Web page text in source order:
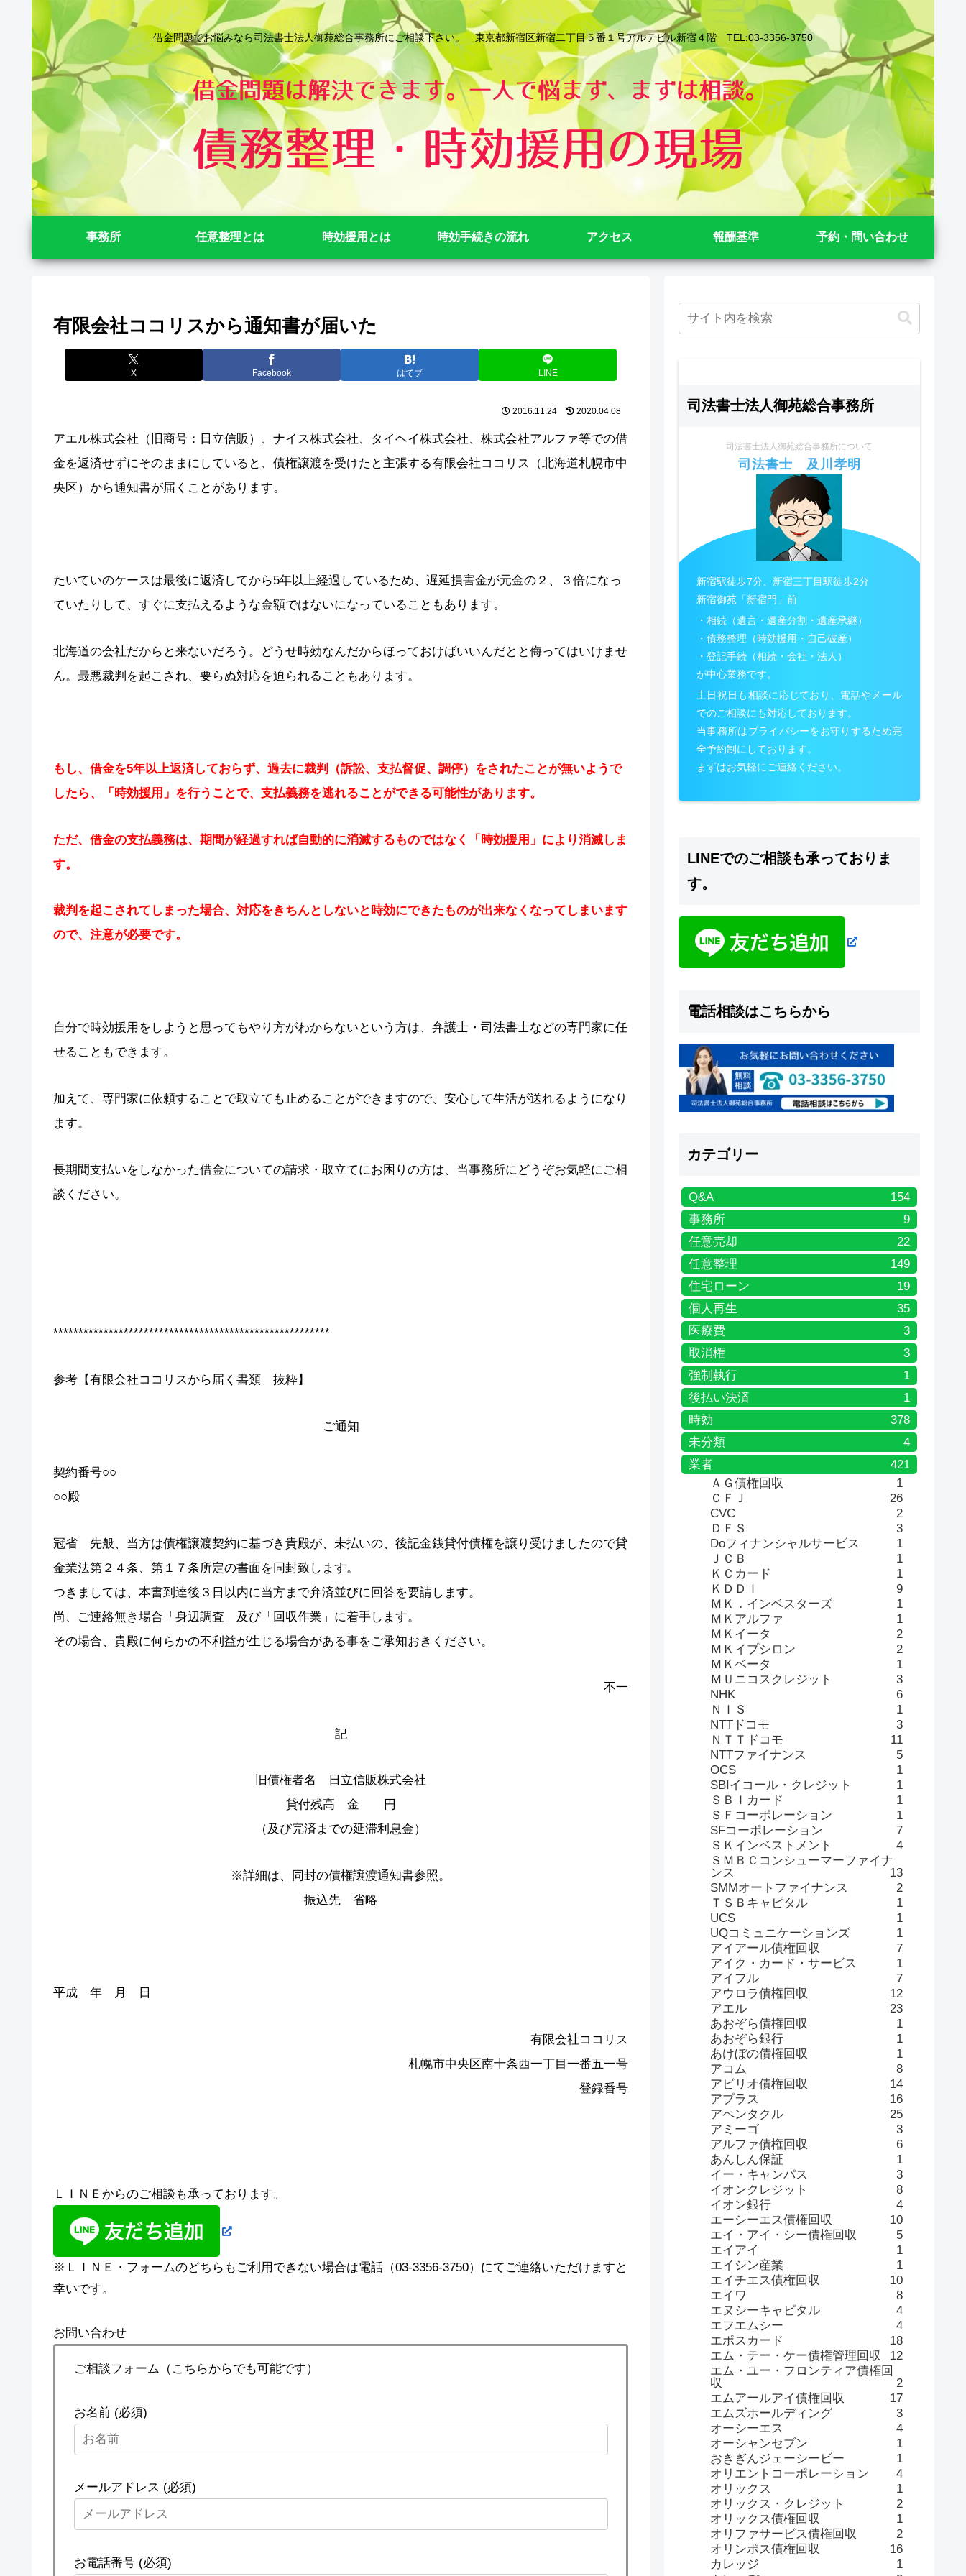
借金問題でお悩みなら司法書士法人御苑総合事務所にご相談下さい。 東京都新宿区新宿二丁目５番１号アルテビル新宿４階 TEL:03-3356-3750
事務所 任意整理とは 時効援用とは 時効手続きの流れ アクセス 報酬基準 予約・問い合わせ
有限会社ココリスから通知書が届いた
X Facebook はてブ LINE
2016.11.24 2020.04.08
アエル株式会社（旧商号：日立信販）、ナイス株式会社、タイヘイ株式会社、株式会社アルファ等での借
金を返済せずにそのままにしていると、債権譲渡を受けたと主張する有限会社ココリス（北海道札幌市中
央区）から通知書が届くことがあります。
たいていのケースは最後に返済してから5年以上経過しているため、遅延損害金が元金の２、３倍になっ
ていたりして、すぐに支払えるような金額ではないになっていることもあります。
北海道の会社だからと来ないだろう。どうせ時効なんだからほっておけばいいんだとと侮ってはいけませ
ん。最悪裁判を起こされ、要らぬ対応を迫られることもあります。
もし、借金を5年以上返済しておらず、過去に裁判（訴訟、支払督促、調停）をされたことが無いようで
したら、「時効援用」を行うことで、支払義務を逃れることができる可能性があります。
ただ、借金の支払義務は、期間が経過すれば自動的に消滅するものではなく「時効援用」により消滅しま
す。
裁判を起こされてしまった場合、対応をきちんとしないと時効にできたものが出来なくなってしまいます
ので、注意が必要です。
自分で時効援用をしようと思ってもやり方がわからないという方は、弁護士・司法書士などの専門家に任
せることもできます。
加えて、専門家に依頼することで取立ても止めることができますので、安心して生活が送れるようになり
ます。
長期間支払いをしなかった借金についての請求・取立てにお困りの方は、当事務所にどうぞお気軽にご相
談ください。
*******************************************************
参考【有限会社ココリスから届く書類 抜粋】
ご通知
契約番号○○
○○殿
冠省 先般、当方は債権譲渡契約に基づき貴殿が、未払いの、後記金銭貸付債権を譲り受けましたので貸
金業法第２４条、第１７条所定の書面を同封致します。
つきましては、本書到達後３日以内に当方まで弁済並びに回答を要請します。
尚、ご連絡無き場合「身辺調査」及び「回収作業」に着手します。
その場合、貴殿に何らかの不利益が生じる場合がある事をご承知おきください。
不一
記
旧債権者名 日立信販株式会社
貸付残高 金 円
（及び完済までの延滞利息金）
※詳細は、同封の債権譲渡通知書参照。
振込先 省略
平成 年 月 日
有限会社ココリス
札幌市中央区南十条西一丁目一番五一号
登録番号
ＬＩＮＥからのご相談も承っております。
※ＬＩＮＥ・フォームのどちらもご利用できない場合は電話（03-3356-3750）にてご連絡いただけますと
幸いです。
お問い合わせ
ご相談フォーム（こちらからでも可能です）
お名前 (必須)
メールアドレス (必須)
お電話番号 (必須)
司法書士法人御苑総合事務所
司法書士法人御苑総合事務所について
司法書士 及川孝明
新宿駅徒歩7分、新宿三丁目駅徒歩2分
新宿御苑「新宿門」前
・相続（遺言・遺産分割・遺産承継）
・債務整理（時効援用・自己破産）
・登記手続（相続・会社・法人）
が中心業務です。
土日祝日も相談に応じており、電話やメール
でのご相談にも対応しております。
当事務所はプライバシーをお守りするため完
全予約制にしております。
まずはお気軽にご連絡ください。
LINEでのご相談も承っておりま
す。
電話相談はこちらから
カテゴリー
Q&A
154
事務所
9
任意売却
22
任意整理
149
住宅ローン
19
個人再生
35
医療費
3
取消権
3
強制執行
1
後払い決済
1
時効
378
未分類
4
業者
421
ＡＧ債権回収
1
ＣＦＪ
26
CVC
2
ＤＦＳ
3
Doフィナンシャルサービス
1
ＪＣＢ
1
ＫＣカード
1
ＫＤＤＩ
9
ＭＫ．インベスターズ
1
ＭＫアルファ
1
ＭＫイータ
2
ＭＫイプシロン
2
ＭＫベータ
1
ＭＵニコスクレジット
3
NHK
6
ＮＩＳ
1
NTTドコモ
3
ＮＴＴドコモ
11
NTTファイナンス
5
OCS
1
SBIイコール・クレジット
1
ＳＢＩカード
1
ＳＦコーポレーション
1
SFコーポレーション
7
ＳＫインベストメント
4
ＳＭＢＣコンシューマーファイナ
ンス
13
SMMオートファイナンス
2
ＴＳＢキャピタル
1
UCS
1
UQコミュニケーションズ
1
アイアール債権回収
7
アイク・カード・サービス
1
アイフル
7
アウロラ債権回収
12
アエル
23
あおぞら債権回収
1
あおぞら銀行
1
あけぼの債権回収
1
アコム
8
アビリオ債権回収
14
アプラス
16
アペンタクル
25
アミーゴ
3
アルファ債権回収
6
あんしん保証
1
イー・キャンパス
3
イオンクレジット
8
イオン銀行
4
エーシーエス債権回収
10
エイ・アイ・シー債権回収
5
エイアイ
1
エイシン産業
1
エイチエス債権回収
10
エイワ
8
エヌシーキャピタル
4
エフエムシー
4
エポスカード
18
エム・テー・ケー債権管理回収
12
エム・ユー・フロンティア債権回
収
2
エムアールアイ債権回収
17
エムズホールディング
3
オーシーエス
4
オーシャンセブン
1
おきぎんジェーシービー
1
オリエントコーポレーション
4
オリックス
1
オリックス・クレジット
2
オリックス債権回収
1
オリファサービス債権回収
2
オリンポス債権回収
16
カレッジ
1